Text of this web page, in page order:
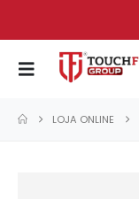
LOJA ONLINE